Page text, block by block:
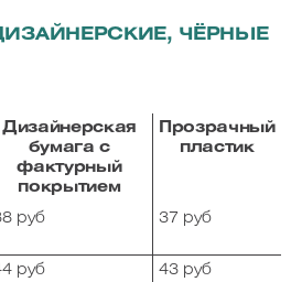
ЧЁРНЫЕ
Дизайнерская
бумага с
фактурный
покрытием
Прозрачный
пластик
руб 37 руб
руб 43 руб